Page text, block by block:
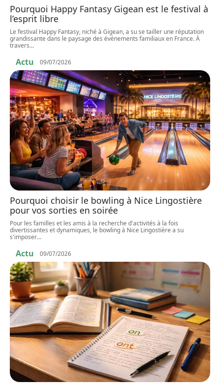
Pourquoi Happy Fantasy Gigean est le festival à
l’esprit libre
Le festival Happy Fantasy, niché à Gigean, a su se tailler une réputation
grandissante dans le paysage des événements familiaux en France. À
travers…
Actu 09/07/2026
Pourquoi choisir le bowling à Nice Lingostière
pour vos sorties en soirée
Pour les familles et les amis à la recherche d'activités à la fois
divertissantes et dynamiques, le bowling à Nice Lingostière a su
s'imposer…
Actu 09/07/2026